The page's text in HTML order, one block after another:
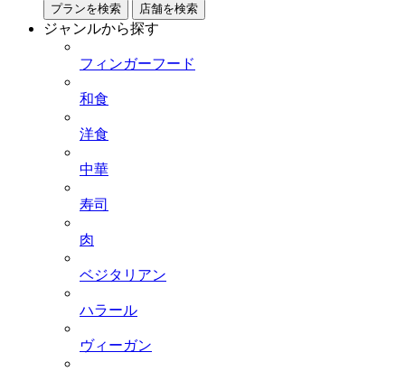
プランを検索 店舗を検索
ジャンルから探す
フィンガーフード
和食
洋食
中華
寿司
肉
ベジタリアン
ハラール
ヴィーガン